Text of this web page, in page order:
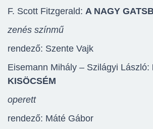
F. Scott Fitzgerald: A NAGY
zenés színmű
rendező: Szente Vajk
Eisemann Mihály – Szilágyi László:
KISÖCSÉM
operett
rendező: Máté Gábor